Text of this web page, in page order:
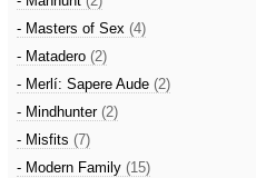
- Masters of Sex (4)
- Matadero (2)
- Merlí: Sapere Aude (2)
- Mindhunter (2)
- Misfits (7)
- Modern Family (15)